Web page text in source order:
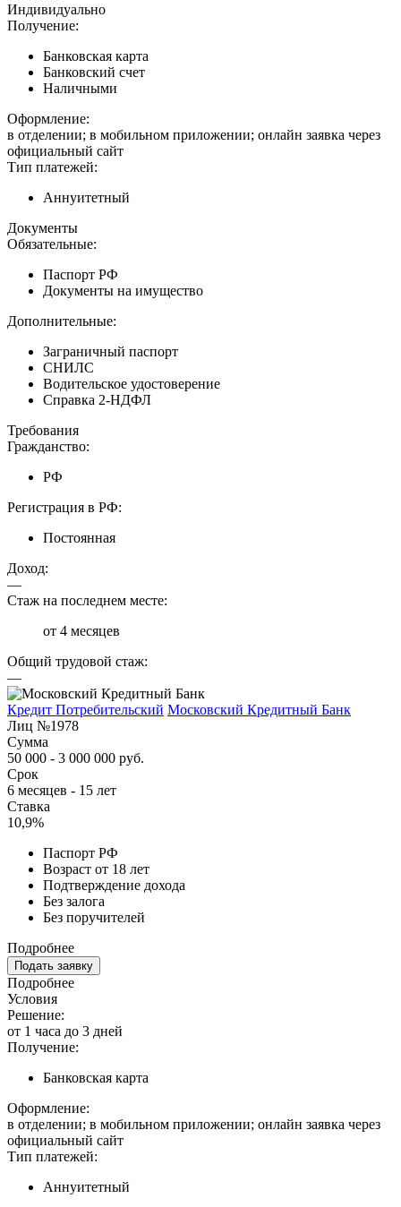
Индивидуально
Получение:
Банковская карта
Банковский счет
Наличными
Оформление:
в отделении; в мобильном приложении; онлайн заявка через
официальный сайт
Тип платежей:
Аннуитетный
Документы
Обязательные:
Паспорт РФ
Документы на имущество
Дополнительные:
Заграничный паспорт
СНИЛС
Водительское удостоверение
Справка 2-НДФЛ
Требования
Гражданство:
РФ
Регистрация в РФ:
Постоянная
Доход:
—
Стаж на последнем месте:
от 4 месяцев
Общий трудовой стаж:
—
Кредит Потребительский Московский Кредитный Банк
Лиц №1978
Сумма
50 000 - 3 000 000 руб.
Срок
6 месяцев - 15 лет
Ставка
10,9%
Паспорт РФ
Возраст от 18 лет
Подтверждение дохода
Без залога
Без поручителей
Подробнее
Подать заявку
Подробнее
Условия
Решение:
от 1 часа до 3 дней
Получение:
Банковская карта
Оформление:
в отделении; в мобильном приложении; онлайн заявка через
официальный сайт
Тип платежей:
Аннуитетный